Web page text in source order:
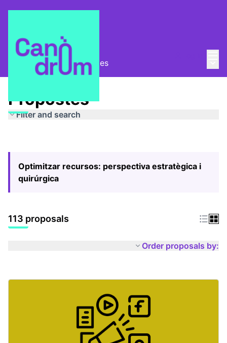
Pla Estratègic Propostes
Propostes
Filter and search
Optimitzar recursos: perspectiva estratègica i
quirúrgica
113 proposals
Order proposals by: